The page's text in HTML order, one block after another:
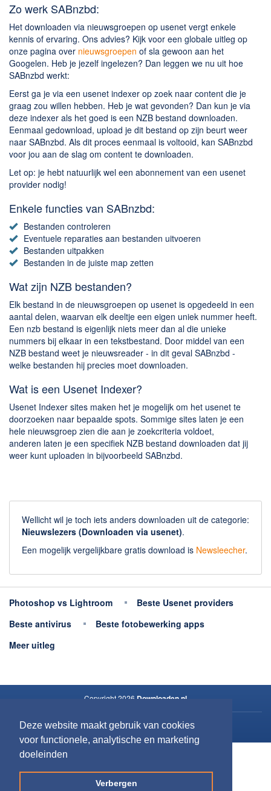
Deze website maakt gebruik van cookies
voor functionele, analytische en marketing
doeleinden
Verbergen
Parkeer apps
Rar en Zip (Compressie - Unzip)
Shopping
Spelletjes en Games
Zo werk SABnzbd:
Het downloaden via nieuwsgroepen op usenet vergt enkele
kennis of ervaring. Ons advies? Kijk voor een globale uitleg op
onze pagina over nieuwsgroepen of sla gewoon aan het
Googelen. Heb je jezelf ingelezen? Dan leggen we nu uit hoe
SABnzbd werkt:
Eerst ga je via een usenet indexer op zoek naar content die je
graag zou willen hebben. Heb je wat gevonden? Dan kun je via
deze indexer als het goed is een NZB bestand downloaden.
Eenmaal gedownload, upload je dit bestand op zijn beurt weer
naar SABnzbd. Als dit proces eenmaal is voltooid, kan SABnzbd
voor jou aan de slag om content te downloaden.
Let op: je hebt natuurlijk wel een abonnement van een usenet
provider nodig!
Enkele functies van SABnzbd:
Bestanden controleren
Eventuele reparaties aan bestanden uitvoeren
Bestanden uitpakken
Bestanden in de juiste map zetten
Wat zijn NZB bestanden?
Elk bestand in de nieuwsgroepen op usenet is opgedeeld in een
aantal delen, waarvan elk deeltje een eigen uniek nummer heeft.
Een nzb bestand is eigenlijk niets meer dan al die unieke
nummers bij elkaar in een tekstbestand. Door middel van een
NZB bestand weet je nieuwsreader - in dit geval SABnzbd -
welke bestanden hij precies moet downloaden.
Wat is een Usenet Indexer?
Usenet Indexer sites maken het je mogelijk om het usenet te
doorzoeken naar bepaalde spots. Sommige sites laten je een
hele nieuwsgroep zien die aan je zoekcriteria voldoet,
anderen laten je een specifiek NZB bestand downloaden dat jij
weer kunt uploaden in bijvoorbeeld SABnzbd.
Wellicht wil je toch iets anders downloaden uit de categorie:
Nieuwslezers (Downloaden via usenet).
Een mogelijk vergelijkbare gratis download is Newsleecher.
Photoshop vs Lightroom
Beste Usenet providers
Beste antivirus
Beste fotobewerking apps
Meer uitleg
Copyright 2026 Downloaden.nl
Contact opnemen